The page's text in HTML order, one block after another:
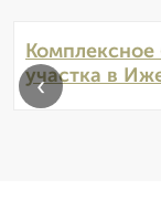
Комплексное
участка в
‹